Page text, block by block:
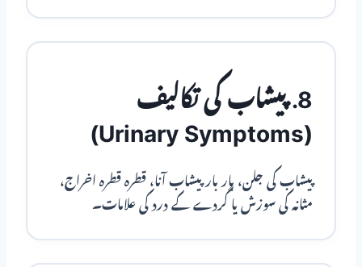
8. پیشاب کی تکالیف
(Urinary Symptoms)
پیشاب کی جلن، بار بار پیشاب آنا، قطرہ قطرہ اخراج،
مثانہ کی سوزش یا گردے کے درد کی علامات۔